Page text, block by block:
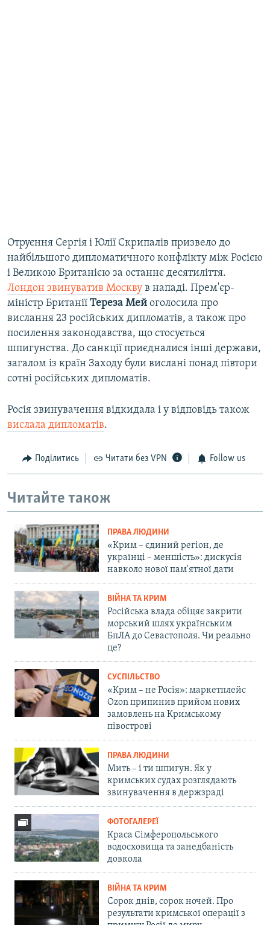
Отруєння Сергія і Юлії Скрипалів призвело до
найбільшого дипломатичного конфлікту між Росією
і Великою Британією за останнє десятиліття.
Лондон звинуватив Москву в нападі. Прем'єр-
міністр Британії Тереза Мей оголосила про
вислання 23 російських дипломатів, а також про
посилення законодавства, що стосується
шпигунства. До санкції приєдналися інші держави,
загалом із країн Заходу були вислані понад півтори
сотні російських дипломатів.
Росія звинувачення відкидала і у відповідь також
вислала дипломатів.
Поділитись Читати без VPN Follow us
Читайте також
ПРАВА ЛЮДИНИ
«Крим – єдиний регіон, де
українці – меншість»: дискусія
навколо нової пам'ятної дати
ВІЙНА ТА КРИМ
Російська влада обіцяє закрити
морський шлях українським
БпЛА до Севастополя. Чи реально
це?
СУСПІЛЬСТВО
«Крим – не Росія»: маркетплейс
Ozon припинив прийом нових
замовлень на Кримському
півострові
ПРАВА ЛЮДИНИ
Мить – і ти шпигун. Як у
кримських судах розглядають
звинувачення в держзраді
ФОТОГАЛЕРЕЇ
Краса Сімферопольського
водосховища та занедбаність
довкола
ВІЙНА ТА КРИМ
Сорок днів, сорок ночей. Про
результати кримської операції з